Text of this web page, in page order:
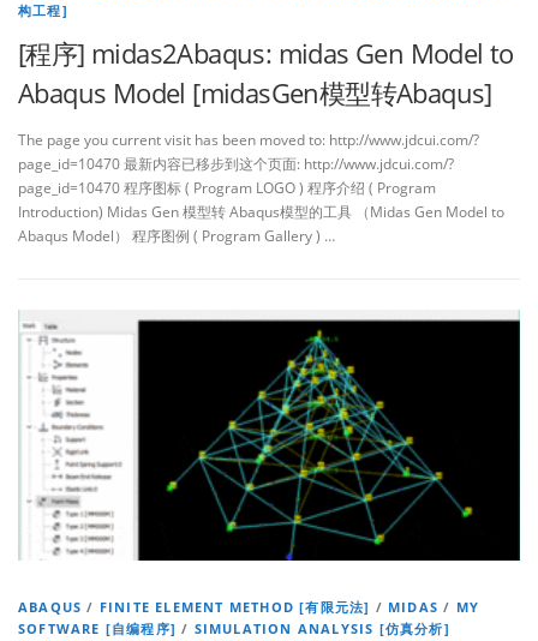
构工程]
[程序] midas2Abaqus: midas Gen Model to
Abaqus Model [midasGen模型转Abaqus]
The page you current visit has been moved to: http://www.jdcui.com/?
page_id=10470 最新内容已移步到这个页面: http://www.jdcui.com/?
page_id=10470 程序图标 ( Program LOGO ) 程序介绍 ( Program
Introduction) Midas Gen 模型转 Abaqus模型的工具 （Midas Gen Model to
Abaqus Model） 程序图例 ( Program Gallery ) …
ABAQUS / FINITE ELEMENT METHOD [有限元法] / MIDAS / MY
SOFTWARE [自编程序] / SIMULATION ANALYSIS [仿真分析]